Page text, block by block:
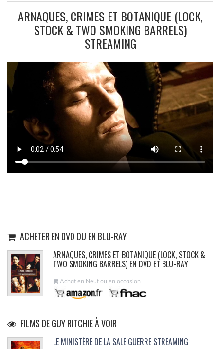
ARNAQUES, CRIMES ET BOTANIQUE (LOCK,
STOCK & TWO SMOKING BARRELS)
STREAMING
ACHETER EN DVD OU EN BLU-RAY
ARNAQUES, CRIMES ET BOTANIQUE (LOCK, STOCK &
TWO SMOKING BARRELS) EN DVD ET BLU-RAY
Achat en Neuf ou en occasion
FILMS DE GUY RITCHIE À VOIR
LE MINISTÈRE DE LA SALE GUERRE STREAMING